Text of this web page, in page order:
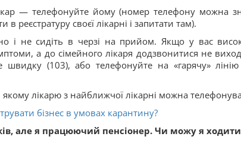
— телефонуйте йому (номер телефону можна
в реєстратуру своєї лікарні і запитати там).
і не сидіть в черзі на прийом. Якщо у вас
а до сімейного лікаря додзвонитися не
швидку (103), або телефонуйте на «гарячу»
лікарю з найближчої лікарні можна
бізнес в умовах карантину?
але я працюючий пенсіонер. Чи можу я ходити